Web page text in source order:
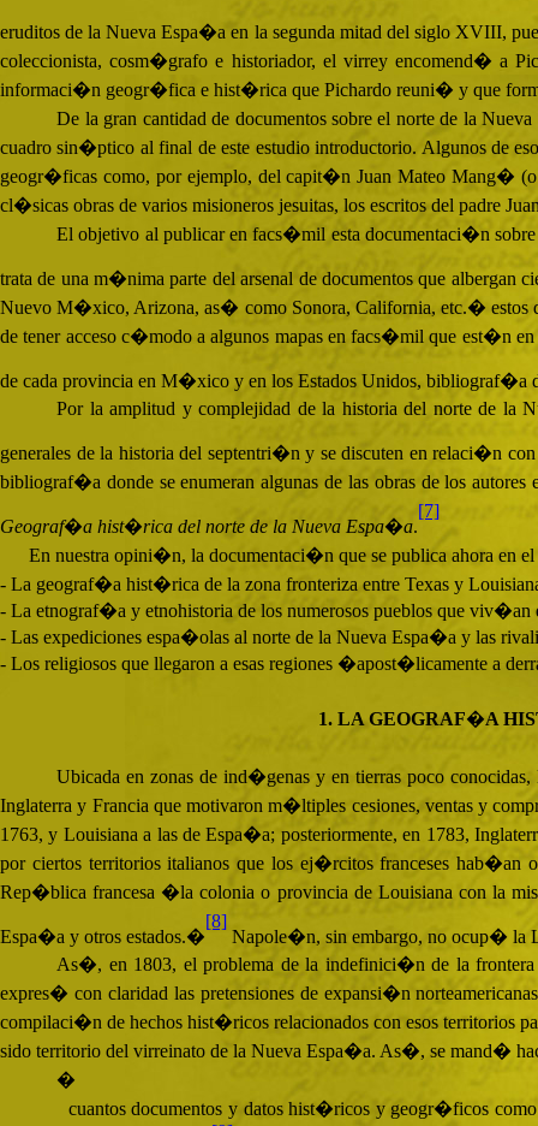
eruditos de la Nueva Espa�a en la segunda mitad del siglo XVIII,
coleccionista, cosm�grafo e historiador, el virrey encomend� a
informaci�n geogr�fica e hist�rica que Pichardo reuni� y que
De la gran cantidad de documentos sobre el norte de la
cuadro sin�ptico al final de este estudio introductorio. Algunos de
geogr�ficas como, por ejemplo, del capit�n Juan Mateo Mang�
cl�sicas obras de varios misioneros jesuitas, los escritos del padre
El objetivo al publicar en facs�mil esta documentaci�n
trata de una m�nima parte del arsenal de documentos que albergan
Nuevo M�xico, Arizona, as� como Sonora, California, etc.� estos
de tener acceso c�modo a algunos mapas en facs�mil que est�n
de cada provincia en M�xico y en los Estados Unidos, bibliograf�a
Por la amplitud y complejidad de la historia del norte de la
generales de la historia del septentri�n y se discuten en relaci�n
bibliograf�a donde se enumeran algunas de las obras de los
Geograf�a hist�rica del norte de la Nueva Espa�a.
[7]
En nuestra opini�n, la documentaci�n que se publica ahora en el
- La geograf�a hist�rica de la zona fronteriza entre Texas y
- La etnograf�a y etnohistoria de los numerosos pueblos que viv�an
- Las expediciones espa�olas al norte de la Nueva Espa�a y las
- Los religiosos que llegaron a esas regiones �apost�licamente a
1. LA GEOGRAF�A
Ubicada en zonas de ind�genas y en tierras poco
Inglaterra y Francia que motivaron m�ltiples cesiones, ventas y
1763, y Louisiana a las de Espa�a; posteriormente, en 1783,
por ciertos territorios italianos que los ej�rcitos franceses
Rep�blica francesa �la colonia o provincia de Louisiana con la
Espa�a y otros estados.�
[8]
Napole�n, sin embargo, no ocup� la
As�, en 1803, el problema de la indefinici�n de la frontera
expres� con claridad las pretensiones de expansi�n
compilaci�n de hechos hist�ricos relacionados con esos territorios
sido territorio del virreinato de la Nueva Espa�a. As�, se mand�
�
cuantos documentos y datos hist�ricos y geogr�ficos como